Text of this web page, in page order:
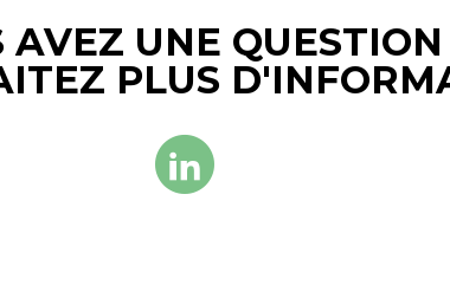
AVEZ UNE QUESTION
PLUS